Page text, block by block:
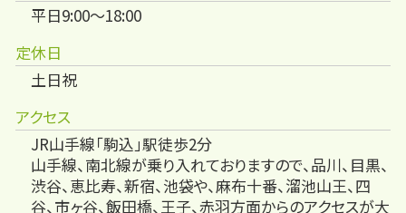
平日9:00～18:00
定休日
土日祝
アクセス
JR山手線「駒込」駅徒歩2分
山手線、南北線が乗り入れておりますので、品川、目黒、
渋谷、恵比寿、新宿、池袋や、麻布十番、溜池山王、四
谷、市ヶ谷、飯田橋、王子、赤羽方面からのアクセスが大